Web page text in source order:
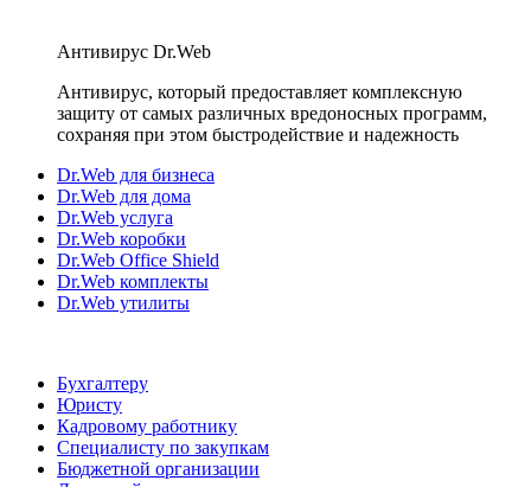
Антивирус Dr.Web
Антивирус, который предоставляет комплексную
защиту от самых различных вредоносных программ,
сохраняя при этом быстродействие и надежность
Dr.Web для бизнеса
Dr.Web для дома
Dr.Web услуга
Dr.Web коробки
Dr.Web Office Shield
Dr.Web комплекты
Dr.Web утилиты
Бухгалтеру
Юристу
Кадровому работнику
Специалисту по закупкам
Бюджетной организации